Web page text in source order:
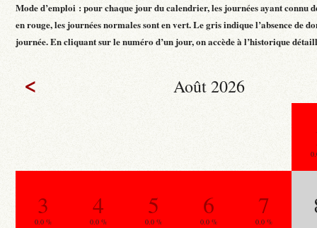
Mode d’emploi : pour chaque jour du calendrier, les journées ayant connu
en rouge, les journées normales sont en vert. Le gris indique l’absence de
journée. En cliquant sur le numéro d’un jour, on accède à l’historique
< Août 2026
3
0.0 %
4
0.0 %
5
0.0 %
6
0.0 %
7
0.0 %